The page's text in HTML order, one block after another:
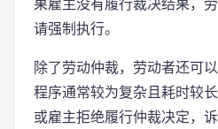
果雇主没有履行裁决结果，
请强制执行。
除了劳动仲裁，劳动者还可
程序通常较为复杂且耗时较
或雇主拒绝履行仲裁决定，